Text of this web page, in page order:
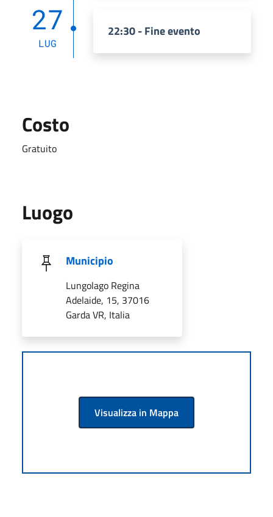
27
LUG
22:30 - Fine evento
Costo
Gratuito
Luogo
Municipio
Lungolago Regina
Adelaide, 15, 37016
Garda VR, Italia
Visualizza in Mappa